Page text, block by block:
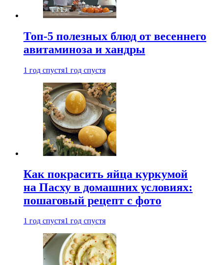
Топ-5 полезных блюд от весеннего
авитаминоза и хандры
1 год спустя1 год спустя
Как покрасить яйца куркумой
на Пасху в домашних условиях:
пошаговый рецепт с фото
1 год спустя1 год спустя